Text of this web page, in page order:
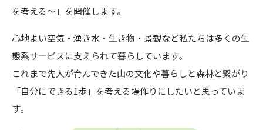
を考える～」を開催します。
心地よい空気・湧き水・生き物・景観など私たちは多くの生
態系サービスに支えられて暮らしています。
これまで先人が育んできた山の文化や暮らしと森林と繋がり
「自分にできる1歩」を考える場作りにしたいと思っていま
す。